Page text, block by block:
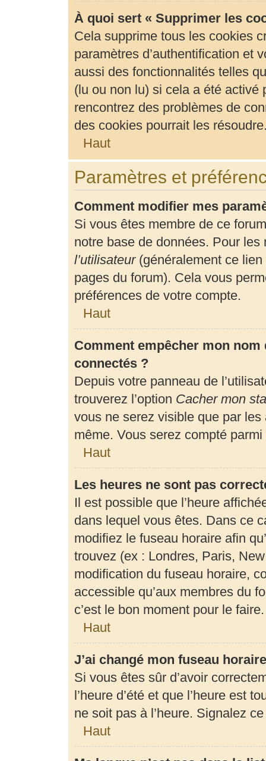
À quoi sert « Supprimer les
Cela supprime tous les cookies
paramètres d’authentification et
aussi des fonctionnalités telles
(lu ou non lu) si cela a été activé
rencontrez des problèmes de
des cookies pourrait les
Haut
Paramètres et
Comment modifier mes
Si vous êtes membre de ce
notre base de données. Pour
l’utilisateur(généralement ce lien
pages du forum). Cela vous
préférences de votre compte.
Haut
Comment empêcher mon
connectés ?
Depuis votre panneau de
trouverez l’option Cacher mon
vous ne serez visible que par
même. Vous serez compté
Haut
Les heures ne sont pas
Il est possible que l’heure
dans lequel vous êtes. Dans ce
modifiez le fuseau horaire afin
trouvez (ex : Londres, Paris,
modification du fuseau horaire,
accessible qu’aux membres du
c’est le bon moment pour le faire.
Haut
J’ai changé mon fuseau
Si vous êtes sûr d’avoir
l’heure d’été et que l’heure est
ne soit pas à l’heure. Signalez
Haut